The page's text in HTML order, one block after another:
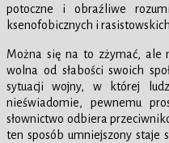
potoczne i obraźliwe
ksenofobicznych i
Można się na to zżymać, ale
wolna od słabości swoich
sytuacji wojny, w której
nieświadomie, pewnemu
słownictwo odbiera
ten sposób umniejszony staje